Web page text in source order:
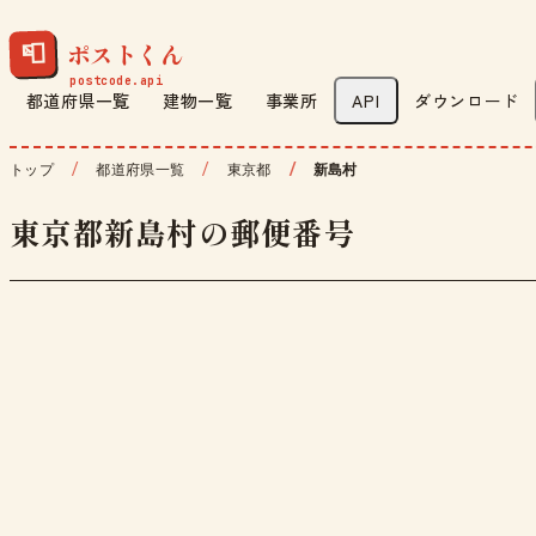
📮 ポストくん
都道府県一覧 建物一覧 事業所 API ダウンロード
トップ 都道府県一覧 東京都 新島村
東京都新島村の郵便番号